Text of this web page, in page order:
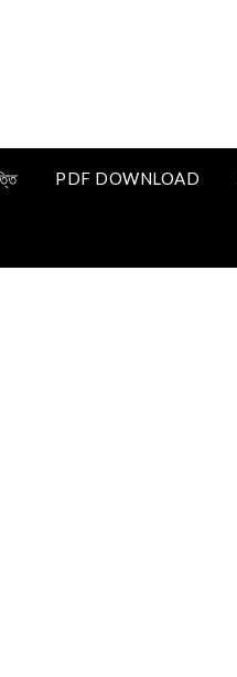
PDF DOWNLOAD